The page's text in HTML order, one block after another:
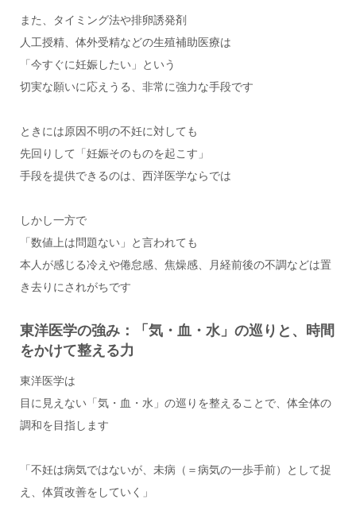
また、タイミング法や排卵誘発剤
人工授精、体外受精などの生殖補助医療は
「今すぐに妊娠したい」という
切実な願いに応えうる、非常に強力な手段です
ときには原因不明の不妊に対しても
先回りして「妊娠そのものを起こす」
手段を提供できるのは、西洋医学ならでは
しかし一方で
「数値上は問題ない」と言われても
本人が感じる冷えや倦怠感、焦燥感、月経前後の不調などは置
き去りにされがちです
東洋医学の強み：「気・血・水」の巡りと、時間
をかけて整える力
東洋医学は
目に見えない「気・血・水」の巡りを整えることで、体全体の
調和を目指します
「不妊は病気ではないが、未病（＝病気の一歩手前）として捉
え、体質改善をしていく」